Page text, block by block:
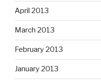
April 2013
March 2013
February 2013
January 2013